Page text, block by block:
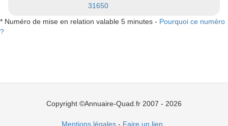
31650
* Numéro de mise en relation valable 5 minutes - Pourquoi ce numéro
?
Copyright ©Annuaire-Quad.fr 2007 - 2026
Mentions légales- Faire un lien